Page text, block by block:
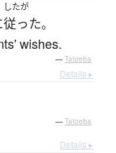
したが
従った。
wishes.
— Tatoeba
Details ▸
— Tatoeba
Details ▸